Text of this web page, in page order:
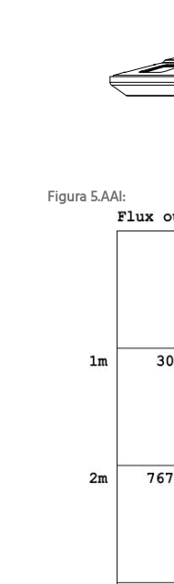
Figura 5.AAI: